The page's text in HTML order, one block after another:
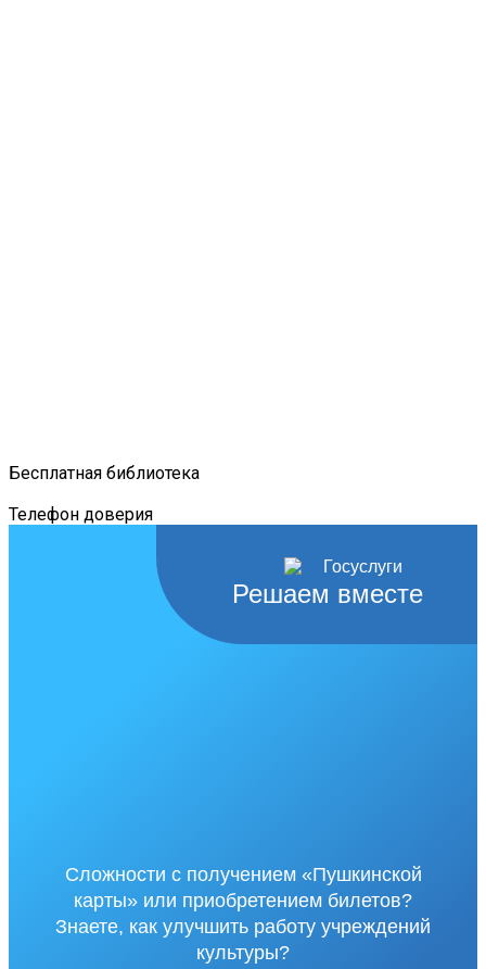
Бесплатная библиотека
Телефон доверия
Решаем вместе
Сложности с получением «Пушкинской
карты» или приобретением билетов?
Знаете, как улучшить работу учреждений
культуры?